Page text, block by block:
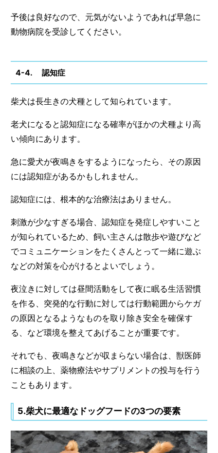
予後は良好なので、元気がないようであれば早急に
動物病院を受診してください。
4-4. 認知症
柴犬は長生きの犬種として知られています。
老犬になると認知症になる確率がほかの犬種より高
い傾向にあります。
急に愛犬が夜鳴きをするようになったら、その原因
には認知症があるかもしれません。
認知症には、根本的な治療法はありません。
刺激が少なすぎる場合、認知症を発症しやすいこと
が知られているため、飼い主さんは散歩や遊びなど
でコミュニケーションをたくさんとって一緒に遊ぶ
などの対策を心がけるとよいでしょう。
夜泣きに対しては昼間活動をして夜に眠る生活習慣
を作る、突発的な行動に対しては行動範囲からケガ
の原因となるようなものを取り除き安全を確保す
る、など環境を整えてあげることが重要です。
それでも、夜鳴きなどが収まらない場合は、獣医師
に相談の上、薬物療法やサプリメントの投与を行う
こともあります。
5.柴犬に最適なドッグフードの3つの要素